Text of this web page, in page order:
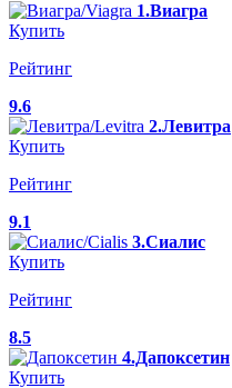
1.Виагра
Купить
Рейтинг
9.6
2.Левитра
Купить
Рейтинг
9.1
3.Сиалис
Купить
Рейтинг
8.5
4.Дапоксетин
Купить